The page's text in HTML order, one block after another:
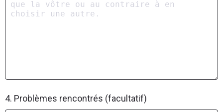
4. Problèmes rencontrés (facultatif)